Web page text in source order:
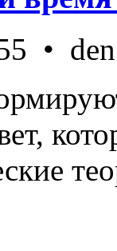
• den